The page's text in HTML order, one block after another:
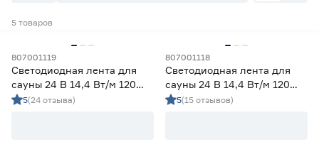
ул. Селезнева, 4
ул. им. Данилы Волкореза, 2
Тип
Ленты диодные для бани и сауны
5 товаров
807001119
Светодиодная лента для
сауны 24 В 14,4 Вт/м 120
LED/м IP68 5 м холодный
5(24 отзыва)
807001118
Светодиодная лента для
сауны 24 В 14,4 Вт/м 120
LED/м IP68 5 м
5(15 отзывов)